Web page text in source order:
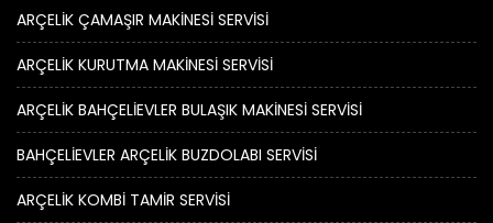
ARÇELİK ÇAMAŞIR MAKİNESİ SERVİSİ
ARÇELİK KURUTMA MAKİNESİ SERVİSİ
ARÇELİK BAHÇELİEVLER BULAŞIK MAKİNESİ SERVİSİ
BAHÇELİEVLER ARÇELİK BUZDOLABI SERVİSİ
ARÇELİK KOMBİ TAMİR SERVİSİ